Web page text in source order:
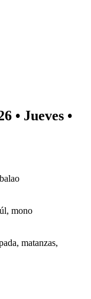
• Jueves •
mono
matanzas,